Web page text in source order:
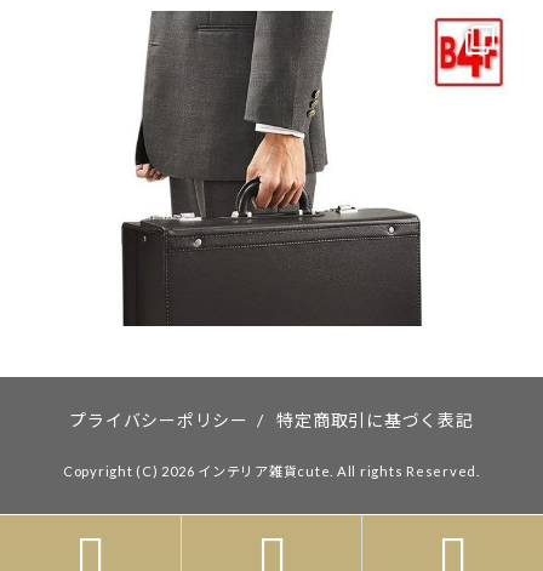
プライバシーポリシー / 特定商取引に基づく表記
Copyright (C) 2026 インテリア雑貨cute. All rights Reserved.
  